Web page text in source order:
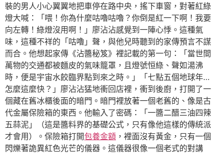
裝的男人小心翼翼地把車停在路中央，搖下車窗，對著紅綠
燈大喊：「喂！你為什麼咕嚕咕嚕？你倒是紅一下啊！我要
向左轉！綠燈沒用啊！」廖沾沾感覺到一陣心悸。這種氣
味，這種不祥的「咕嚕」聲，與他兒時聽到的家傳預言不謀
而合。他想起家傳《沾醬秘笈》裡記載的第一句：「當世間
萬物的交通都被麵皮的氣味籠罩，且燈號恒綠、聲如湯沸
時，便是宇宙水餃臨界點到來之時。」「七點五個地球年…
怎麼這麼快？」廖沾沾猛地衝回店裡，衝到後廚，打開了一
個藏在舊冰櫃後面的暗門。暗門裡放著一個老舊的、像是古
代金屬保險箱的東西。他輸入了密碼：「一醬二醋三油四辣
五蒜泥」（這是醬料界的基礎公式，只有像他這樣的傳統派
才會用）。保險箱打開包養金額 ，裡面沒有黃金，只有一個
閃爍著詭異紅色光芒的儀器。這儀器很像一個老式的對講